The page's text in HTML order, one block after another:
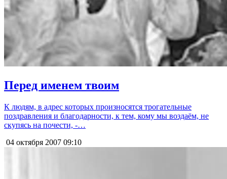
Перед именем твоим
К людям, в адрес которых произносятся трогательные
поздравления и благодарности, к тем, кому мы воздаём, не
скупясь на почести, -…
04 октября 2007 09:10